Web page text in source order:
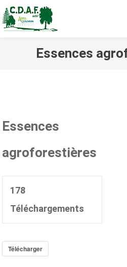
CENTRE DE
Essences
Essences
agroforestières
178
Téléchargements
Télécharger